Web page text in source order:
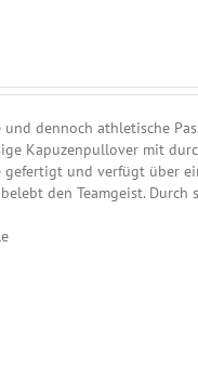
dennoch athletische
Kapuzenpullover mit
und verfügt über
den Teamgeist. Durch